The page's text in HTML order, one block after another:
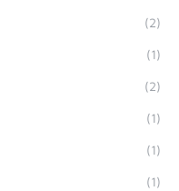
(2)
(1)
(2)
(1)
(1)
(1)